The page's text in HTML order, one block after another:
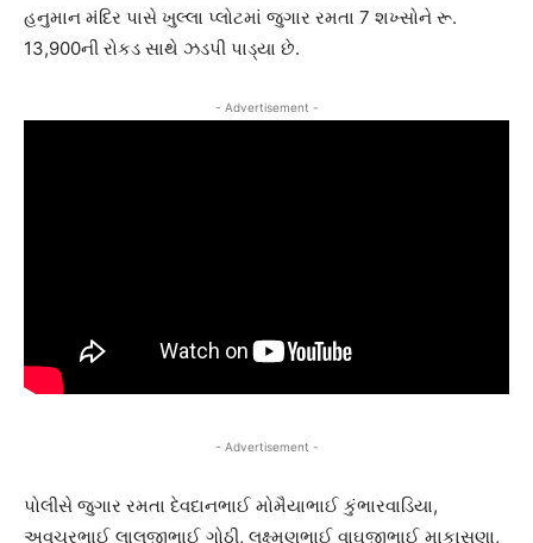
હનુમાન મંદિર પાસે ખુલ્લા પ્લોટમાં જુગાર રમતા 7 શખ્સોને રૂ.
13,900ની રોકડ સાથે ઝડપી પાડ્યા છે.
- Advertisement -
- Advertisement -
પોલીસે જુગાર રમતા દેવદાનભાઈ મોમૈયાભાઈ કુંભારવાડિયા,
અવચરભાઈ લાલજીભાઈ ગોઠી, લક્ષ્મણભાઈ વાઘજીભાઈ માકાસણા,